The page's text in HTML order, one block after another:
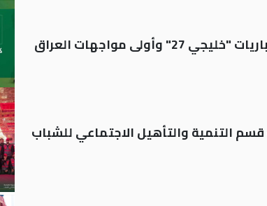
مواجهات العراق
التنمية والتأهيل الاجتماعي للشباب